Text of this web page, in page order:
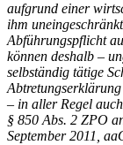
aufgrund einer
ihm
Abführungspflicht
können deshalb –
selbständig tätige
– in aller Regel
§ 850 Abs. 2 ZPO
September 2011,